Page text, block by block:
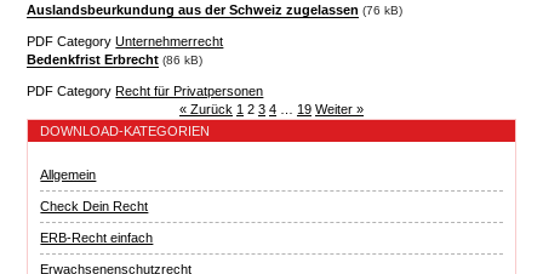
Auslandsbeurkundung aus der Schweiz zugelassen (76 kB)
PDF Category Unternehmerrecht
Bedenkfrist Erbrecht (86 kB)
PDF Category Recht für Privatpersonen
« Zurück 1 2 3 4 19 Weiter »
DOWNLOAD-KATEGORIEN
Allgemein
Check Dein Recht
ERB-Recht einfach
Erwachsenenschutzrecht